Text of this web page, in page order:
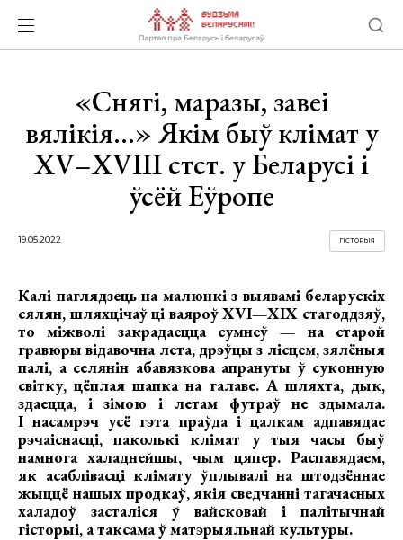
«Снягі, маразы, завеі
вялікія...» Якім быў клімат у
XV–XVIII стст. у Беларусі і
ўсёй Еўропе
19.05.2022 ГІСТОРЫЯ
Калі паглядзець на малюнкі з выявамі беларускіх
сялян, шляхцічаў ці ваяроў XVI—XІХ стагоддзяў,
то міжволі закрадаецца сумнеў — на старой
гравюры відавочна лета, дрэўцы з лісцем, зялёныя
палі, а селянін абавязкова апрануты ў суконную
світку, цёплая шапка на галаве. А шляхта, дык,
здаецца, і зімою і летам футраў не здымала.
І насамрэч усё гэта праўда і цалкам адпавядае
рэчаіснасці, паколькі клімат у тыя часы быў
намнога халаднейшы, чым цяпер. Распавядаем,
як асаблівасці клімату ўплывалі на штодзённае
жыццё нашых продкаў, якія сведчанні тагачасных
халадоў засталіся ў вайсковай і палітычнай
гісторыі, а таксама ў матэрыяльнай культуры.